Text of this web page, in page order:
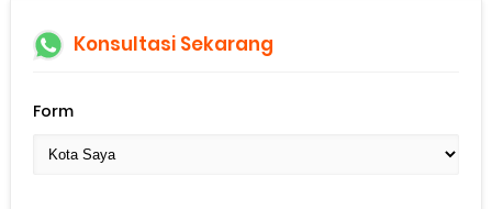
Konsultasi Sekarang
Form